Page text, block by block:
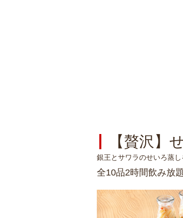
【贅沢】
銀王とサワラのせいろ蒸
全10品2時間飲み放